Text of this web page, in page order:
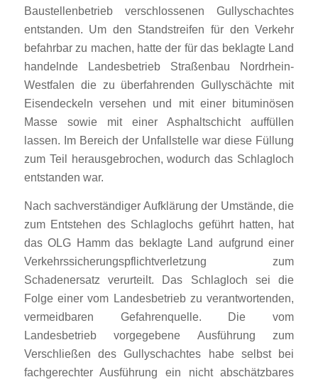
Baustellenbetrieb verschlossenen Gullyschachtes
entstanden. Um den Standstreifen für den Verkehr
befahrbar zu machen, hatte der für das beklagte Land
handelnde Landesbetrieb Straßenbau Nordrhein-
Westfalen die zu überfahrenden Gullyschächte mit
Eisendeckeln versehen und mit einer bituminösen
Masse sowie mit einer Asphaltschicht auffüllen
lassen. Im Bereich der Unfallstelle war diese Füllung
zum Teil herausgebrochen, wodurch das Schlagloch
entstanden war.
Nach sachverständiger Aufklärung der Umstände, die
zum Entstehen des Schlaglochs geführt hatten, hat
das OLG Hamm das beklagte Land aufgrund einer
Verkehrssicherungspflichtverletzung zum
Schadenersatz verurteilt. Das Schlagloch sei die
Folge einer vom Landesbetrieb zu verantwortenden,
vermeidbaren Gefahrenquelle. Die vom
Landesbetrieb vorgegebene Ausführung zum
Verschließen des Gullyschachtes habe selbst bei
fachgerechter Ausführung ein nicht abschätzbares